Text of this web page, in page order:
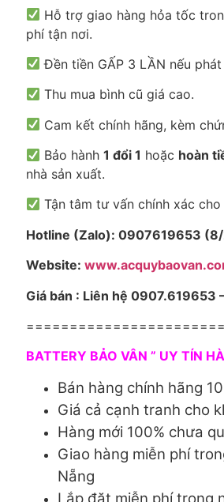
Hỗ trợ giao hàng hỏa tốc
phí tận nơi.
Đền tiền GẤP 3 LẦN nếu
Thu mua bình cũ giá cao.
Cam kết chính hãng, kèm
Bảo hành1 đổi 1 hoặc hoàn
nhà sản xuất.
Tận tâm tư vấn chính xác cho
Hotline (Zalo): 0907619653
Website:
Giá bán : Liên hệ 0907.619653
BATTERY BẢO VÂN ” UY TÍN
Bán hàng chính hãng
Giá cả cạnh tranh cho
Hàng mới 100% chưa
Giao hàng miễn phí
Nẵng
Lắp đặt miễn phí trong